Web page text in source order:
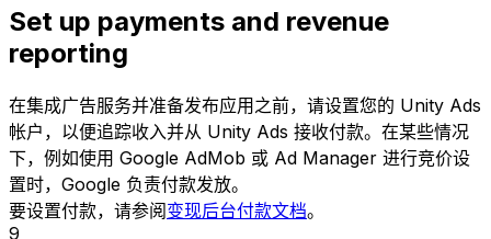
Set up payments and revenue
reporting
在集成广告服务并准备发布应用之前，请设置您的 Unity Ads
帐户，以便追踪收入并从 Unity Ads 接收付款。在某些情况
下，例如使用 Google AdMob 或 Ad Manager 进行竞价设
置时，Google 负责付款发放。
要设置付款，请参阅变现后台付款文档。
9